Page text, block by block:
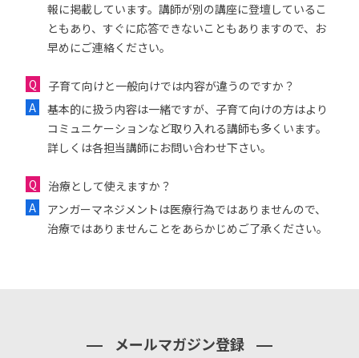
報に掲載しています。講師が別の講座に登壇しているこ
ともあり、すぐに応答できないこともありますので、お
早めにご連絡ください。
子育て向けと一般向けでは内容が違うのですか？
基本的に扱う内容は一緒ですが、子育て向けの方はより
コミュニケーションなど取り入れる講師も多くいます。
詳しくは各担当講師にお問い合わせ下さい。
治療として使えますか？
アンガーマネジメントは医療行為ではありませんので、
治療ではありませんことをあらかじめご了承ください。
メールマガジン登録